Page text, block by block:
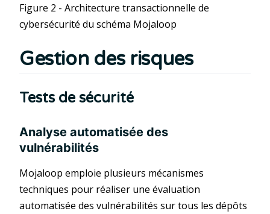
Figure 2 - Architecture transactionnelle de
cybersécurité du schéma Mojaloop
Gestion des risques
Tests de sécurité
Analyse automatisée des
vulnérabilités
Mojaloop emploie plusieurs mécanismes
techniques pour réaliser une évaluation
automatisée des vulnérabilités sur tous les dépôts